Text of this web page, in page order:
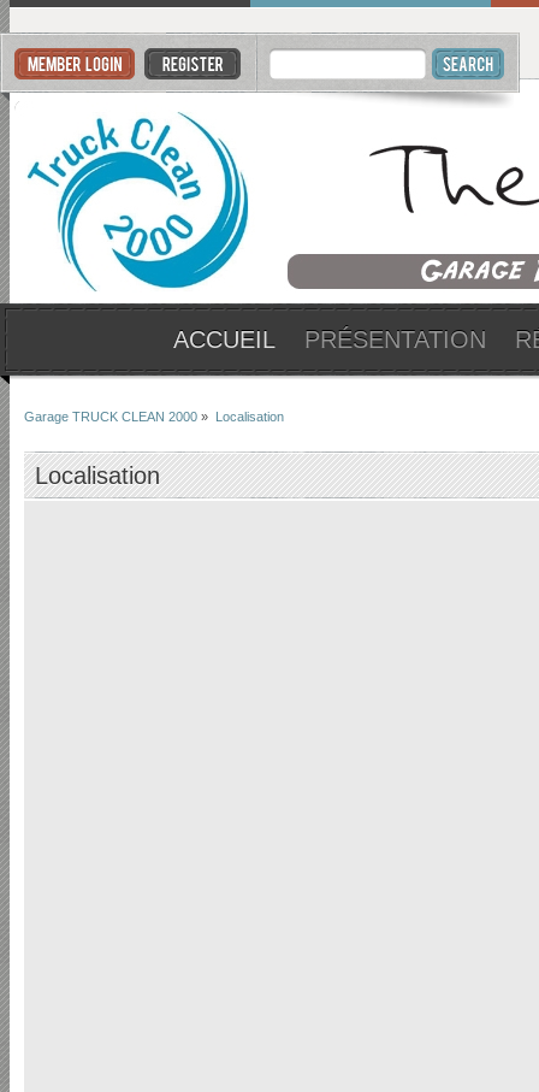
ACCUEIL PRÉSENTATION
Garage TRUCK CLEAN 2000 » Localisation
Localisation